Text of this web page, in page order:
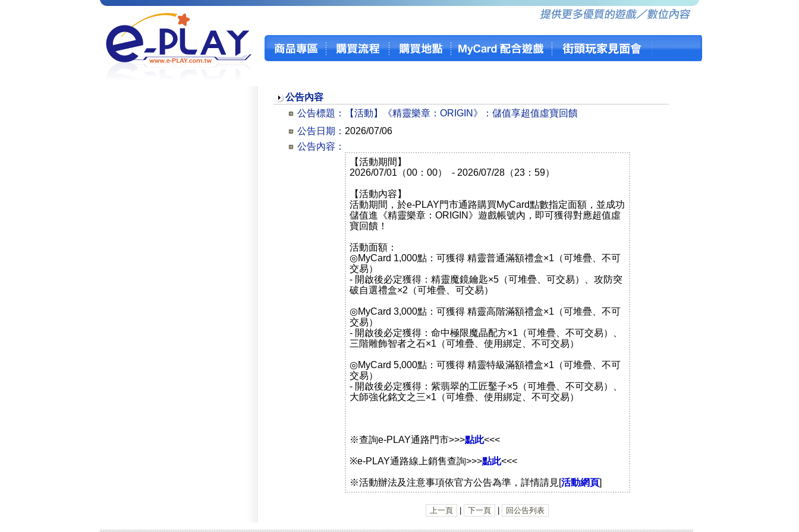
公告內容
公告標題：
【活動】《精靈樂章：ORIGIN》：儲值享超值虛寶回饋
公告日期： 2026/07/06
公告內容：
【活動期間】
2026/07/01（00：00） - 2026/07/28（23：59）
【活動內容】
活動期間，於e-PLAY門市通路購買MyCard點數指定面額，並成功
儲值進《精靈樂章：ORIGIN》遊戲帳號內，即可獲得對應超值虛
寶回饋！
活動面額：
◎MyCard 1,000點：可獲得 精靈普通滿額禮盒×1（可堆疊、不可
交易）
- 開啟後必定獲得：精靈魔鏡鑰匙×5（可堆疊、可交易）、攻防突
破自選禮盒×2（可堆疊、可交易）
◎MyCard 3,000點：可獲得 精靈高階滿額禮盒×1（可堆疊、不可
交易）
- 開啟後必定獲得：命中極限魔晶配方×1（可堆疊、不可交易）、
三階雕飾智者之石×1（可堆疊、使用綁定、不可交易）
◎MyCard 5,000點：可獲得 精靈特級滿額禮盒×1（可堆疊、不可
交易）
- 開啟後必定獲得：紫翡翠的工匠鑿子×5（可堆疊、不可交易）、
大師強化銘文之三×1（可堆疊、使用綁定、不可交易）
※查詢e-PLAY通路門市>>>點此<<<
※e-PLAY通路線上銷售查詢>>>點此<<<
※活動辦法及注意事項依官方公告為準，詳情請見[活動網頁]
上一頁 下一頁 回公告列表